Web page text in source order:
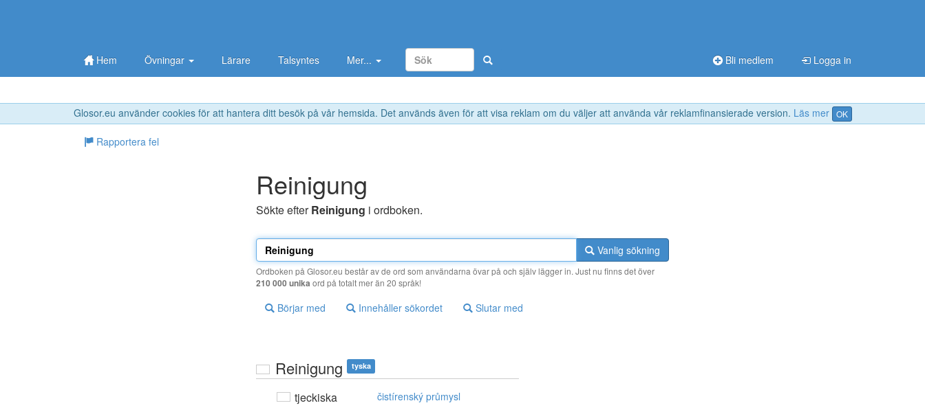
Glosor.eu använder cookies för att hantera ditt besök på vår hemsida. Det används även för att visa reklam om du väljer att använda vår reklamfinansierade version. Läs mer OK
Hem Övningar Lärare Talsyntes Mer... Bli medlem Logga in
Rapportera fel
Reinigung
Sökte efterReinigung i ordboken.
Vanlig sökning
Ordboken på Glosor.eu består av de ord som användarna övar på och själv lägger in. Just nu finns det över
210 000 unika ord på totalt mer än 20 språk!
Börjar med Innehåller sökordet Slutar med
Reinigung tyska
tjeckiska čistírenský průmysl